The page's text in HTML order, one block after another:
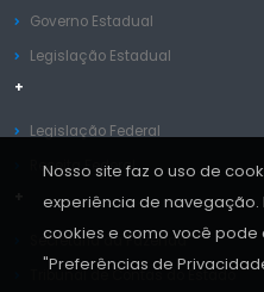
Governo Estadual
Legislação Estadual
+
Legislação Federal
Receita Federal
Secretaria da Fazenda
Tribunal de Contas do Estado
Nosso site faz o uso de
experiência de navegação.
cookies e como você
"Preferências de